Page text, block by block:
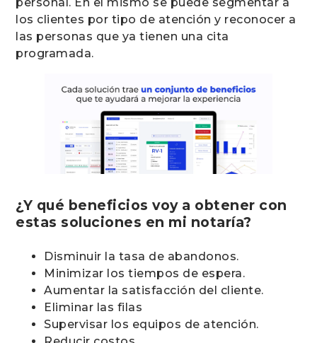
personal. En el mismo se puede segmentar a
los clientes por tipo de atención y reconocer a
las personas que ya tienen una cita
programada.
¿Y qué beneficios voy a obtener con
estas soluciones en mi notaría?
Disminuir la tasa de abandonos.
Minimizar los tiempos de espera.
Aumentar la satisfacción del cliente.
Eliminar las filas
Supervisar los equipos de atención.